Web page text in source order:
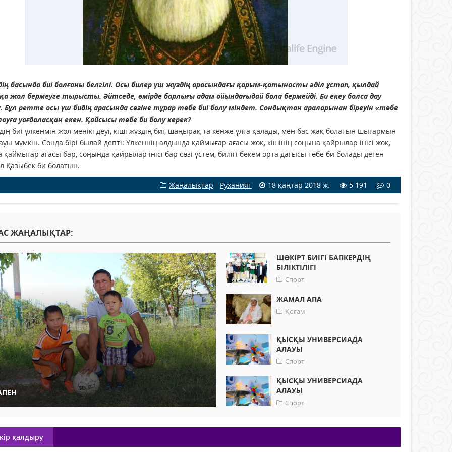
басында биі болғаны белгілі. Осы билер үш жүздің арасындағы қарым-қатынасты әділ ұстап, қылдай
жол бермеуге тырысты. Әйтседе, өмірде барлығы адам ойындағыдай бола бермейді. Би екеу болса дау
ретте осы үш бидің арасында сөзіне тұрар төбе биі болу міндет. Сондықтан араларынан біреуін «төбе
уағдаласқан екен. Қайсысы төбе би болу керек?
биі үлкенмін жол менікі деуі, кіші жүздің биі, шаңырақ та кенже ұлға қалады, мен бас жақ болатын шығармын
мүмкін. Сонда бірі былай депті: Үлкеннің алдында қаймығар ағасы жоқ, кішінің соңына қайрылар інісі жоқ,
ағасы бар, соңында қайрылар інісі бар сөзі үстем, билігі бекем орта дағысы төбе би болады деген
Қазыбек би болатын.
Жаңалықтар / Руханият 18 қаңтар 2018 ж. 5 191 0
ЖАҢАЛЫҚТАР:
ШӘКІРТ БИІГІ БАПКЕРДІҢ
БІЛІКТІЛІГІ
Спорт
ЖАМАЛ АПА
Қоғам
ҚЫСҚЫ УНИВЕРСИАДА
АЛАУЫ
Спорт
ҚЫСҚЫ УНИВЕРСИАДА
АЛАУЫ
Спорт
қалдыру